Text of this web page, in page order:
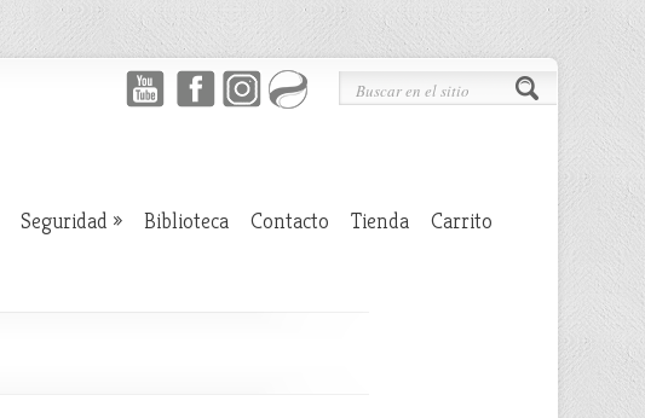
Seguridad » Biblioteca Contacto Tienda Carrito